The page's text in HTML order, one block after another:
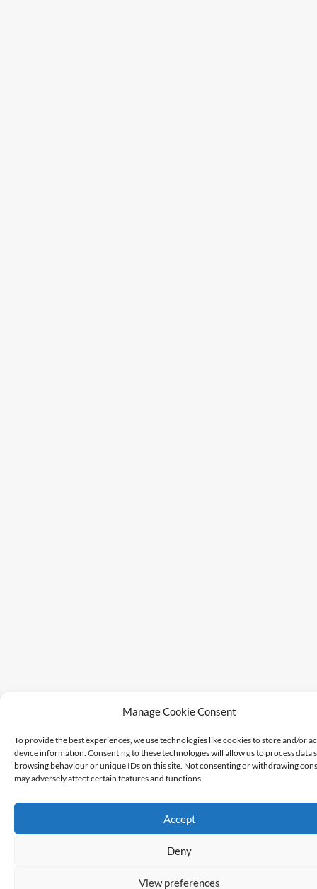
Manage Cookie Consent
To provide the best experiences, we use technologies like cookies to store and/or
device information. Consenting to these technologies will allow us to process data
browsing behaviour or unique IDs on this site. Not consenting or withdrawing
may adversely affect certain features and functions.
Accept
Deny
View preferences